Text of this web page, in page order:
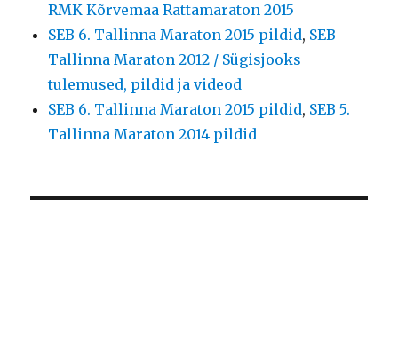
RMK Kõrvemaa Rattamaraton 2015
SEB 6. Tallinna Maraton 2015 pildid, SEB
Tallinna Maraton 2012 / Sügisjooks
tulemused, pildid ja videod
SEB 6. Tallinna Maraton 2015 pildid, SEB 5.
Tallinna Maraton 2014 pildid